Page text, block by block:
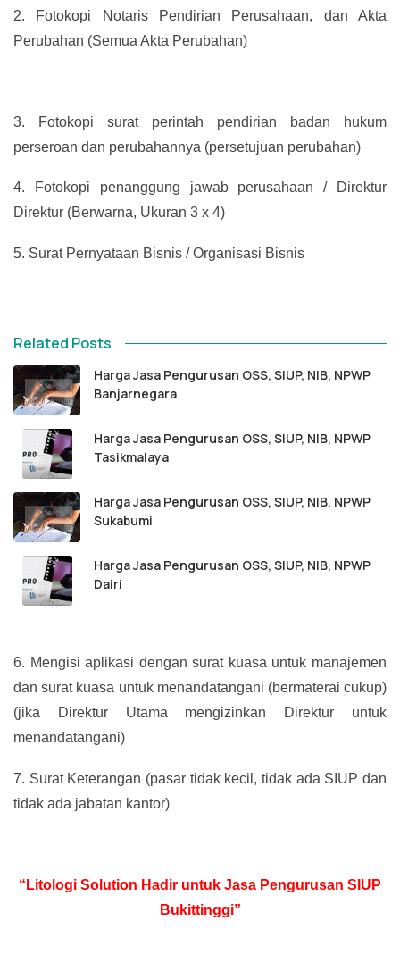
2.
Fotokopi Notaris Pendirian Perusahaan, dan Akta
Perubahan (Semua Akta Perubahan)
3.
Fotokopi surat perintah pendirian badan hukum
perseroan dan perubahannya (persetujuan perubahan)
4.
Fotokopi penanggung jawab perusahaan / Direktur
Direktur (Berwarna, Ukuran 3 x 4)
5. Surat Pernyataan Bisnis / Organisasi Bisnis
Related Posts
Harga Jasa Pengurusan OSS, SIUP, NIB, NPWP
Banjarnegara
Harga Jasa Pengurusan OSS, SIUP, NIB, NPWP
Tasikmalaya
Harga Jasa Pengurusan OSS, SIUP, NIB, NPWP
Sukabumi
Harga Jasa Pengurusan OSS, SIUP, NIB, NPWP
Dairi
6. Mengisi aplikasi dengan surat kuasa untuk manajemen
dan surat kuasa untuk menandatangani (bermaterai cukup)
(jika Direktur Utama mengizinkan Direktur untuk
menandatangani)
7. Surat Keterangan (pasar tidak kecil, tidak ada SIUP dan
tidak ada jabatan kantor)
“Litologi Solution Hadir untuk Jasa Pengurusan SIUP
Bukittinggi”